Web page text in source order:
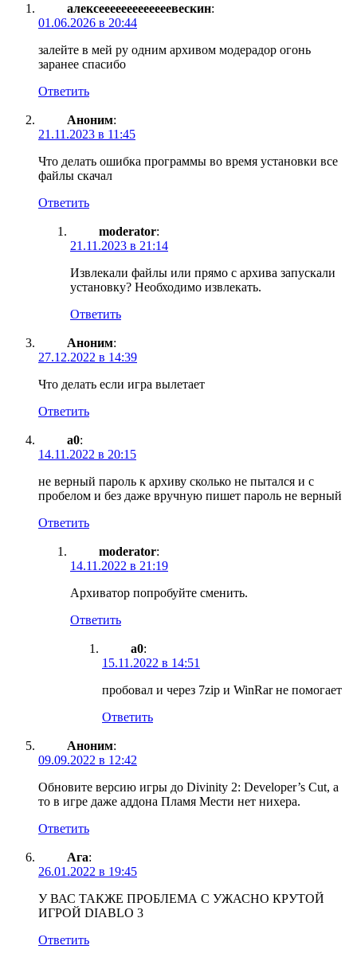
алексееееееееееееевескин:
01.06.2026 в 20:44
залейте в мей ру одним архивом модерадор огонь
заранее спасибо
Ответить
Аноним:
21.11.2023 в 11:45
Что делать ошибка программы во время установки все
файлы скачал
Ответить
moderator:
21.11.2023 в 21:14
Извлекали файлы или прямо с архива запускали
установку? Необходимо извлекать.
Ответить
Аноним:
27.12.2022 в 14:39
Что делать если игра вылетает
Ответить
a0:
14.11.2022 в 20:15
не верный пароль к архиву сколько не пытался и с
пробелом и без даже вручную пишет пароль не верный
Ответить
moderator:
14.11.2022 в 21:19
Архиватор попробуйте сменить.
Ответить
a0:
15.11.2022 в 14:51
пробовал и через 7zip и WinRar не помогает
Ответить
Аноним:
09.09.2022 в 12:42
Обновите версию игры до Divinity 2: Developer’s Cut, а
то в игре даже аддона Пламя Мести нет нихера.
Ответить
Ага:
26.01.2022 в 19:45
У ВАС ТАКЖЕ ПРОБЛЕМА С УЖАСНО КРУТОЙ
ИГРОЙ DIABLO 3
Ответить